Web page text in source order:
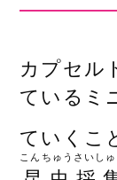
カプセル
ているミ
ていくこ
こんちゅうさいしゅ